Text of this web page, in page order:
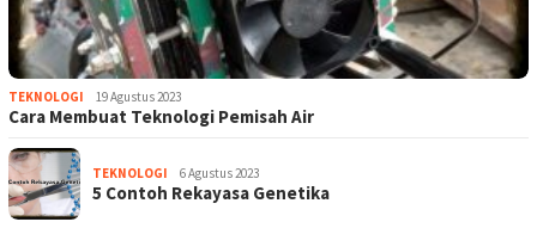
TEKNOLOGI 19 Agustus 2023
Cara Membuat Teknologi Pemisah Air
TEKNOLOGI 6 Agustus 2023
5 Contoh Rekayasa Genetika